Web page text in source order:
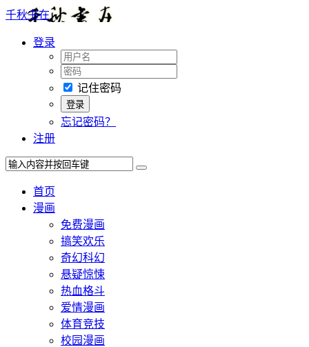
千秋书在
登录
记住密码
忘记密码？
注册
首页
漫画
免费漫画
搞笑欢乐
奇幻科幻
悬疑惊悚
热血格斗
爱情漫画
体育竞技
校园漫画